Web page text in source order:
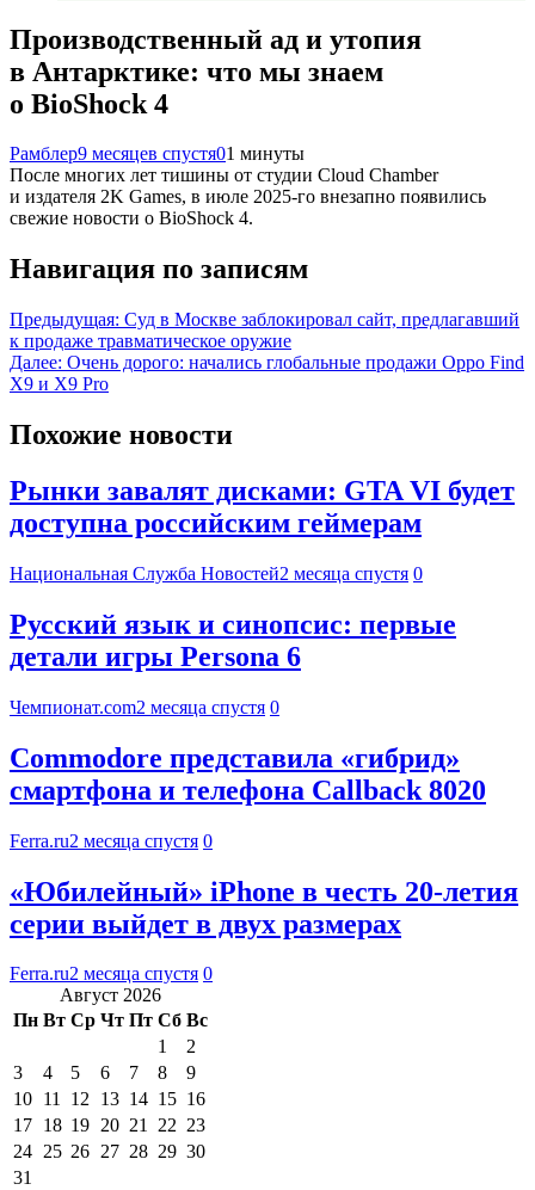
Производственный ад и утопия
в Антарктике: что мы знаем
о BioShock 4
Рамблер9 месяцев спустя01 минуты
После многих лет тишины от студии Cloud Chamber
и издателя 2K Games, в июле 2025-го внезапно появились
свежие новости о BioShock 4.
Навигация по записям
Предыдущая: Суд в Москве заблокировал сайт, предлагавший
к продаже травматическое оружие
Далее: Очень дорого: начались глобальные продажи Oppo Find
X9 и X9 Pro
Похожие новости
Рынки завалят дисками: GTA VI будет
доступна российским геймерам
Национальная Служба Новостей2 месяца спустя 0
Русский язык и синопсис: первые
детали игры Persona 6
Чемпионат.com2 месяца спустя 0
Commodore представила «гибрид»
смартфона и телефона Callback 8020
Ferra.ru2 месяца спустя 0
«Юбилейный» iPhone в честь 20-летия
серии выйдет в двух размерах
Ferra.ru2 месяца спустя 0
Август 2026
Пн Вт Ср Чт Пт Сб Вс
1
2
3
4 5 6 7 8
9
10 11 12 13 14 15 16
17 18 19 20 21 22 23
24 25 26 27 28 29 30
31